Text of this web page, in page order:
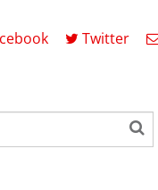
Twitter